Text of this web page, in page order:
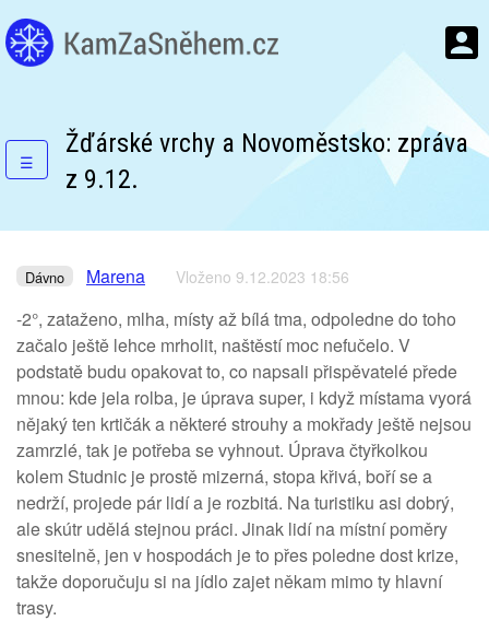
☰
Žďárské vrchy a Novoměstsko: zpráva
z 9.12.
Dávno Marena Vloženo 9.12.2023 18:56
-2°, zataženo, mlha, místy až bílá tma, odpoledne do toho
začalo ještě lehce mrholit, naštěstí moc nefučelo. V
podstatě budu opakovat to, co napsali přispěvatelé přede
mnou: kde jela rolba, je úprava super, i když místama vyorá
nějaký ten krtičák a některé strouhy a mokřady ještě nejsou
zamrzlé, tak je potřeba se vyhnout. Úprava čtyřkolkou
kolem Studnic je prostě mizerná, stopa křivá, boří se a
nedrží, projede pár lidí a je rozbitá. Na turistiku asi dobrý,
ale skútr udělá stejnou práci. Jinak lidí na místní poměry
snesitelně, jen v hospodách je to přes poledne dost krize,
takže doporučuju si na jídlo zajet někam mimo ty hlavní
trasy.